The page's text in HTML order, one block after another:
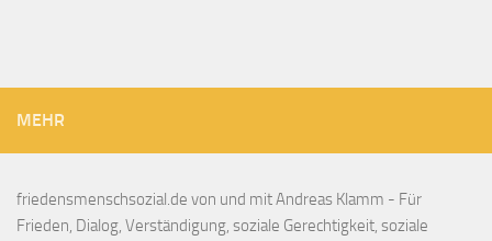
MEHR
friedensmenschsozial.de von und mit Andreas Klamm - Für
Frieden, Dialog, Verständigung, soziale Gerechtigkeit, soziale